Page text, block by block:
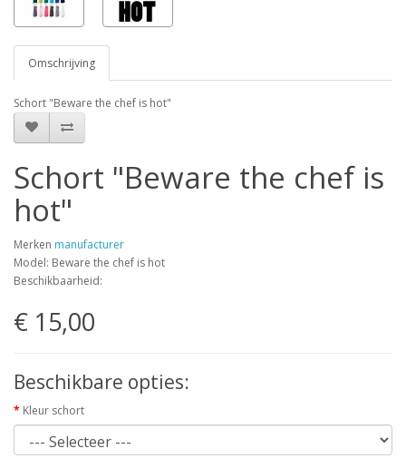
Omschrijving
Schort "Beware the chef is hot"
Schort "Beware the chef is
hot"
Merken manufacturer
Model: Beware the chef is hot
Beschikbaarheid:
€ 15,00
Beschikbare opties:
Kleur schort